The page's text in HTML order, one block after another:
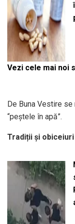
Vezi cele mai noi
De Buna Vestire
“peștele în apă”.
Tradiții și